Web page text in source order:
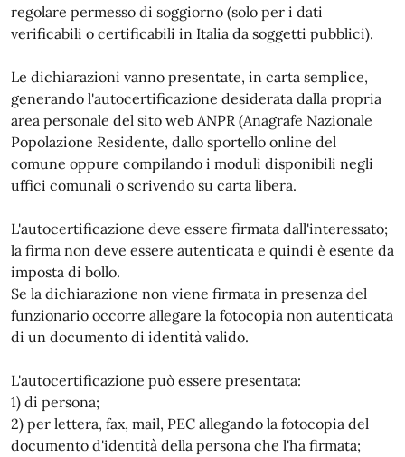
regolare permesso di soggiorno (solo per i dati
verificabili o certificabili in Italia da soggetti pubblici).
Le dichiarazioni vanno presentate, in carta semplice,
generando l'autocertificazione desiderata dalla propria
area personale del sito web ANPR (Anagrafe Nazionale
Popolazione Residente, dallo sportello online del
comune oppure compilando i moduli disponibili negli
uffici comunali o scrivendo su carta libera.
L'autocertificazione deve essere firmata dall'interessato;
la firma non deve essere autenticata e quindi è esente da
imposta di bollo.
Se la dichiarazione non viene firmata in presenza del
funzionario occorre allegare la fotocopia non autenticata
di un documento di identità valido.
L'autocertificazione può essere presentata:
1) di persona;
2) per lettera, fax, mail, PEC allegando la fotocopia del
documento d'identità della persona che l'ha firmata;